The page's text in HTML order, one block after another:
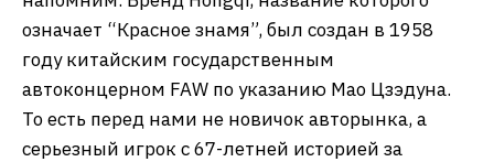
означает “Красное знамя”, был создан в 1958
году китайским государственным
автоконцерном FAW по указанию Мао Цзэдуна.
То есть перед нами не новичок авторынка, а
серьезный игрок с 67-летней историей за